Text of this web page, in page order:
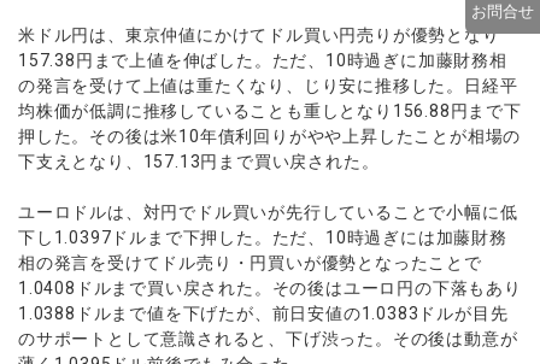
米ドル円は、東京仲値にかけてドル買い円売りが優勢となり
157.38円まで上値を伸ばした。ただ、10時過ぎに加藤財務相
の発言を受けて上値は重たくなり、じり安に推移した。日経平
均株価が低調に推移していることも重しとなり156.88円まで下
押した。その後は米10年債利回りがやや上昇したことが相場の
下支えとなり、157.13円まで買い戻された。
ユーロドルは、対円でドル買いが先行していることで小幅に低
下し1.0397ドルまで下押した。ただ、10時過ぎには加藤財務
相の発言を受けてドル売り・円買いが優勢となったことで
1.0408ドルまで買い戻された。その後はユーロ円の下落もあり
1.0388ドルまで値を下げたが、前日安値の1.0383ドルが目先
のサポートとして意識されると、下げ渋った。その後は動意が
お問合せ